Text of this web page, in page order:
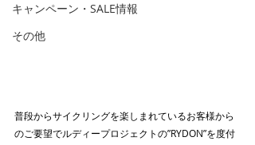
キャンペーン・SALE情報
その他
普段からサイクリングを楽しまれているお客様から
のご要望でルディープロジェクトの”RYDON”を度付